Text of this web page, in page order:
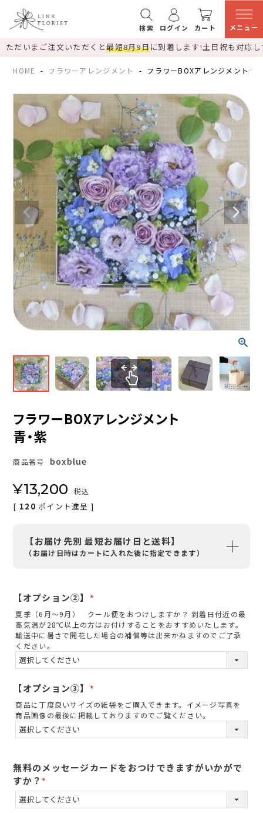
検索 ログイン カート メニュー
ただいまご注文いただくと最短8月9日に到着します!土日祝も対応
HOME フラワーアレンジメント フラワーBOXアレンジメント青
フラワーBOXアレンジメント
青・紫
商品番号 boxblue
¥13,200 税込
[ 120 ポイント進呈 ]
【お届け先別 最短お届け日と送料】
（お届け日時はカートに入れた後に指定できます）
【オプション②】
(
必
須
)
夏季（6月～9月） クール便をおつけしますか？ 到着日付近の最
高気温が28℃以上の方はお付けすることをおすすめいたします。
輸送中に暑さで開花した場合の補償等は出来かねますのでご了承
ください。
【オプション③】
(
必
)
商品に丁度良いサイズの紙袋をご購入できます。イメージ写真を
商品画像の最後に掲載しておりますのでご覧ください。
無料のメッセージカードをおつけできますがいかがで
すか？
(
必